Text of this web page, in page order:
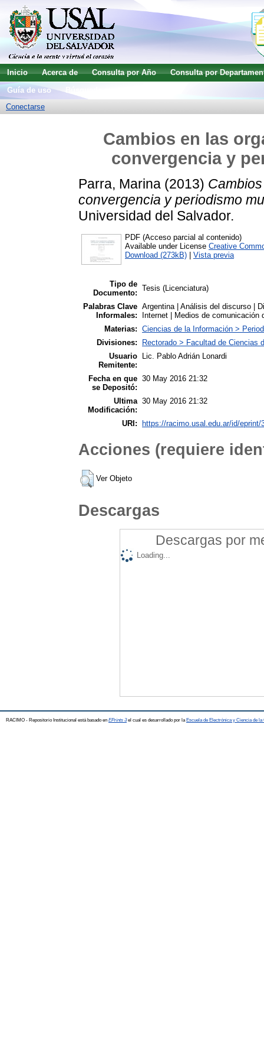
Inicio Acerca de Consulta por Año
Consulta por
Guía de uso
Conectarse
Cambios en las
convergencia y
Parra, Marina (2013)
convergencia y periodismo
Universidad del Salvador.
PDF (Acceso parcial al contenido)
Available under License Creative
Download (273kB)
Vista previa
Tipo de
Documento:
Tesis (Licenciatura)
Palabras Clave
Informales:
Argentina | Análisis del discurso |
Internet | Medios de
Materias: Ciencias de la Información >
Divisiones:
Rectorado > Facultad de Ciencias
Usuario
Remitente:
Lic. Pablo Adrián Lonardi
Fecha en que
se Depositó:
30 May 2016 21:32
Ultima
Modificación:
30 May 2016 21:32
URI: https://racimo.usal.edu.ar/id/eprint/
Acciones (requiere
Ver Objeto
Descargas
Descargas por
Loading...
RACIMO - Repositorio Institucional está basado en EPrints 3el cual es desarrollado por la Escuela de Electrónica y Ciencia de la